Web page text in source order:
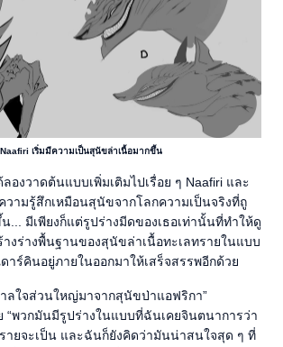
Naafiri เริ่มมีความเป็นสุนัขล่าเนื้อมากขึ้น
ลองวาดต้นแบบเพิ่มเติมไปเรื่อย ๆ Naafiri และ
ความรู้สึกเหมือนสุนัขจากโลกความเป็นจริงที่ถู
... มีเพียงก็แต่รูปร่างมีดของเธอเท่านั้นที่ทำให้ดู
างร่างพื้นฐานของสุนัขล่าเนื้อทะเลทรายในแบบ
ร์คินอยู่ภายในออกมาให้เสร็จสรรพอีกด้วย
ลใจส่วนใหญ่มาจากสุนัขป่าแอฟริกา”
“พวกมันมีรูปร่างในแบบที่ฉันเคยจินตนาการว่า
ายจะเป็น และฉันก็ยังคิดว่ามันน่าสนใจสุด ๆ ที่